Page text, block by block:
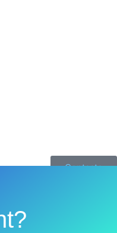
Contacto